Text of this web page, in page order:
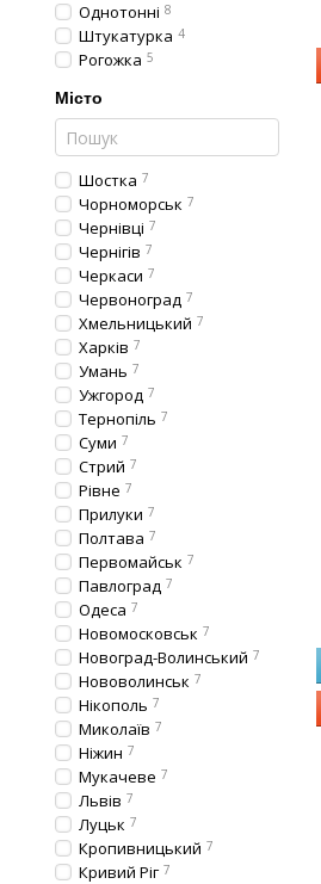
Однотонні 8
Штукатурка 4
Рогожка 5
Місто
Шостка 7
Чорноморськ 7
Чернівці 7
Чернігів 7
Черкаси 7
Червоноград 7
Хмельницький 7
Харків 7
Умань 7
Ужгород 7
Тернопіль 7
Суми 7
Стрий 7
Рівне 7
Прилуки 7
Полтава 7
Первомайськ 7
Павлоград 7
Одеса 7
Новомосковськ 7
Новоград-Волинський 7
Нововолинськ 7
Нікополь 7
Миколаїв 7
Ніжин 7
Мукачеве 7
Львів 7
Луцьк 7
Кропивницький 7
Кривий Ріг 7